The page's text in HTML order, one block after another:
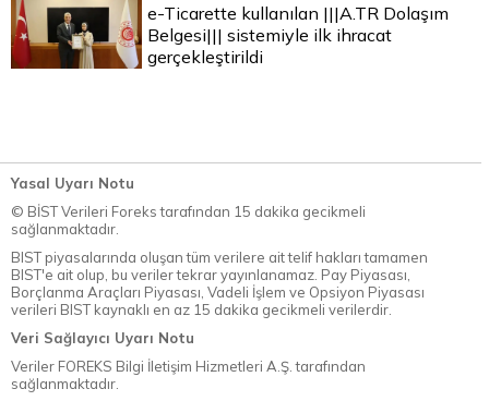
e-Ticarette kullanılan |||A.TR Dolaşım
Belgesi||| sistemiyle ilk ihracat
gerçekleştirildi
Yasal Uyarı Notu
© BİST Verileri Foreks tarafından 15 dakika gecikmeli
sağlanmaktadır.
BIST piyasalarında oluşan tüm verilere ait telif hakları tamamen
BIST'e ait olup, bu veriler tekrar yayınlanamaz. Pay Piyasası,
Borçlanma Araçları Piyasası, Vadeli İşlem ve Opsiyon Piyasası
verileri BIST kaynaklı en az 15 dakika gecikmeli verilerdir.
Veri Sağlayıcı Uyarı Notu
Veriler FOREKS Bilgi İletişim Hizmetleri A.Ş. tarafından
sağlanmaktadır.